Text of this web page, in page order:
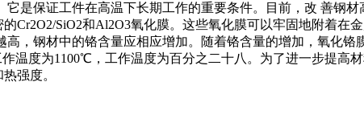
是保证工件在高温下长期工作的重要条件。目前，改 善钢
Cr2O2/SiO2和Al2O3氧化膜。这些氧化膜可以牢固地附着在
，钢材中的铬含量应相应增加。随着铬含量的增加，氧化
温度为1100℃，工作温度为百分之二十八。为了进一步提高
强度。